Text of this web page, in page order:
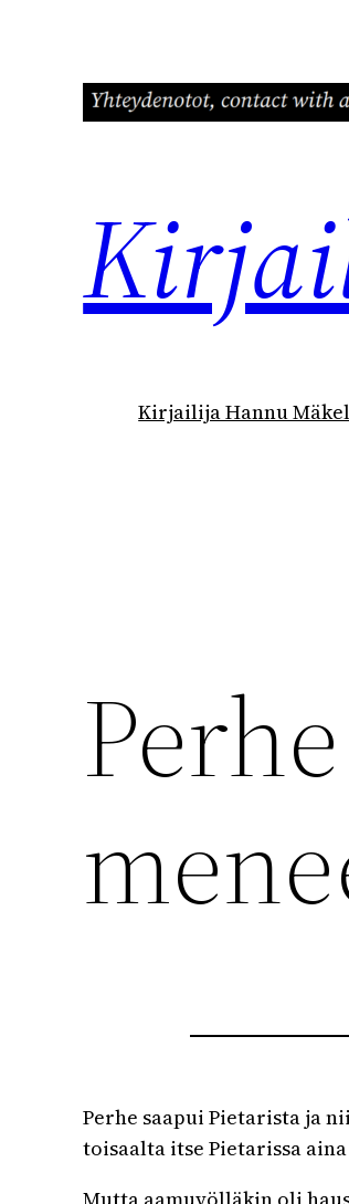
Kirjailija Hannu
Perhe saapui Pietarista ja
toisaalta itse Pietarissa